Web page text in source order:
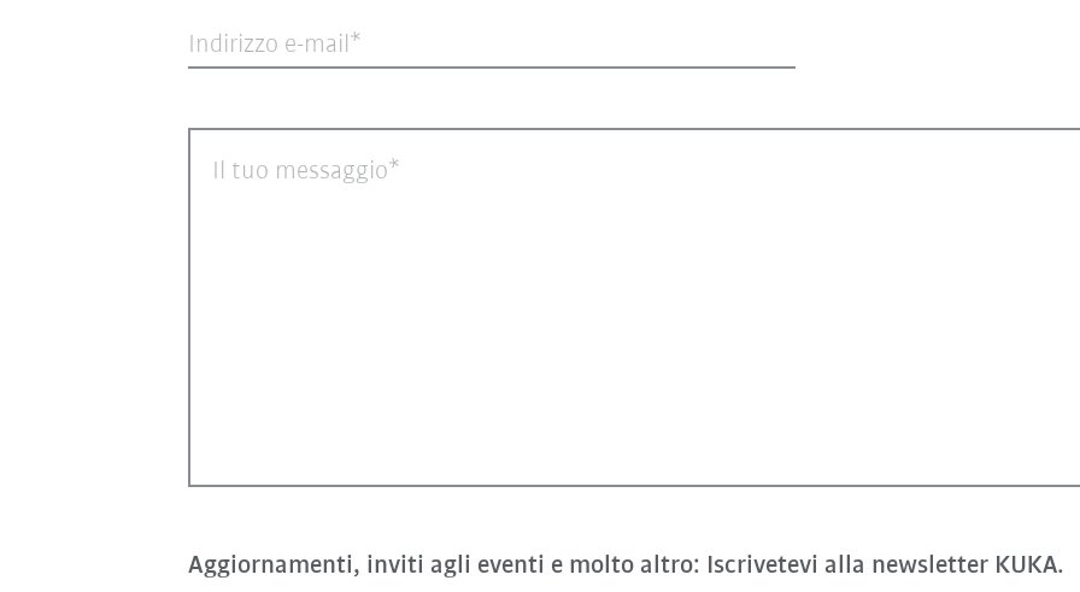
Indirizzo e-mail
Il tuo messaggio
Aggiornamenti, inviti agli eventi e molto altro: Iscrivetevi alla newsletter KUKA.